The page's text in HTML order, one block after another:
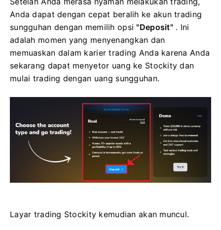
Anda dapat dengan cepat beralih ke akun trading
sungguhan dengan memilih opsi "Deposit". Ini
adalah momen yang menyenangkan dan
memuaskan dalam karier trading Anda karena Anda
sekarang dapat menyetor uang ke Stockity dan
mulai trading dengan uang sungguhan.
Layar trading Stockity kemudian akan muncul.